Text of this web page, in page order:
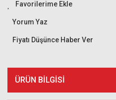
Yorum Yaz
Fiyatı Düşünce Haber Ver
ÜRÜN BILGISI